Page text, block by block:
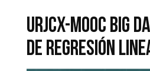
URJCX-MOOC BIG
DE REGRESIÓN